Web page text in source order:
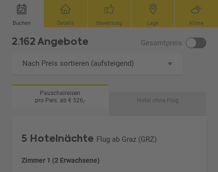
Buchen Details Bewertung Lage Klima
2.162 Angebote Gesamtpreis
Nach Preis sortieren (aufsteigend)
Pauschalreisen
pro Pers. ab € 526,-
Hotel ohne Flug
5 Hotelnächte Flug ab Graz (GRZ)
Zimmer 1 (2 Erwachsene)